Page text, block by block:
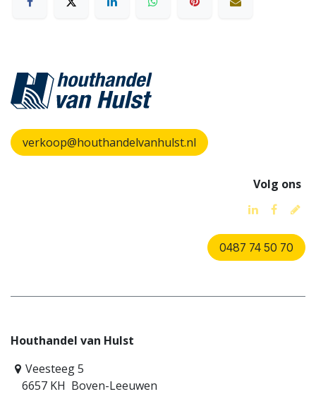
verkoop@houthandelvanhulst.nl
Volg ons
0487 74 50 70
Houthandel van Hulst
Veesteeg 5
6657 KH Boven-Leeuwen